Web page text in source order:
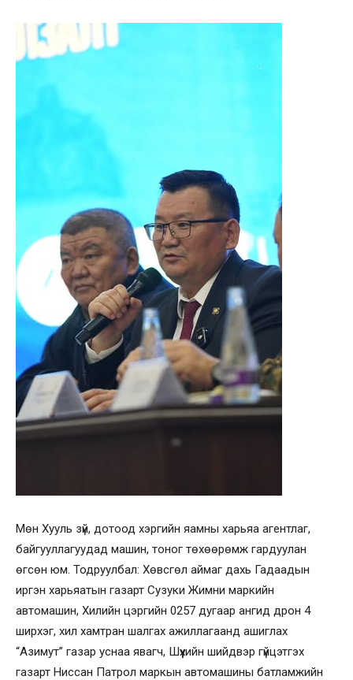
Мөн Хууль зүй, дотоод хэргийн яамны харьяа агентлаг,
байгууллагуудад машин, тоног төхөөрөмж гардуулан
өгсөн юм. Тодруулбал: Хөвсгөл аймаг дахь Гадаадын
иргэн харьяатын газарт Сузуки Жимни маркийн
автомашин, Хилийн цэргийн 0257 дугаар ангид дрон 4
ширхэг, хил хамтран шалгах ажиллагаанд ашиглах
“Азимут” газар уснаа явагч, Шүүхийн шийдвэр гүйцэтгэх
газарт Ниссан Патрол маркын автомашины батламжийн